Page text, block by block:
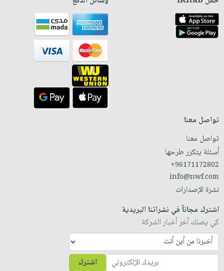
تواصل معنا
تواصل معنا
أسئلة يتكرر طرحها
+96171172802
info@nwf.com
نشرة الإصدارات
اشترك مجاناً في نشراتنا البريدية
كي يصلك آخر أخبار الشركة
اشترك